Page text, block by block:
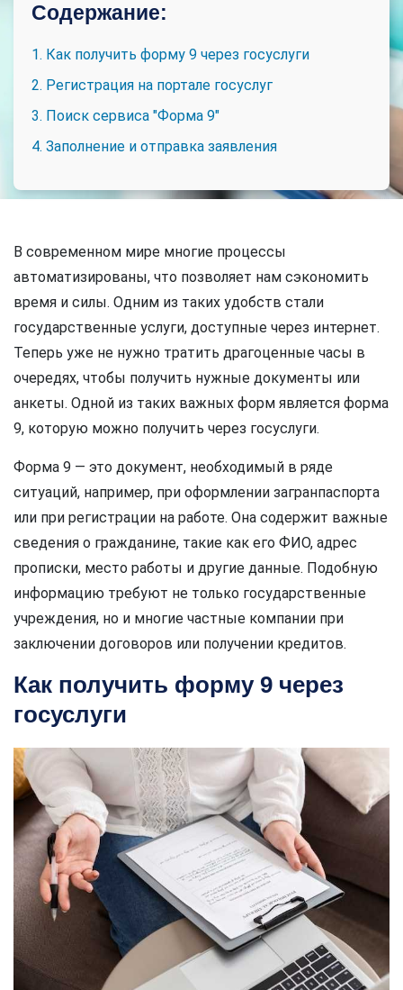
Содержание:
1. Как получить форму 9 через госуслуги
2. Регистрация на портале госуслуг
3. Поиск сервиса "Форма 9"
4. Заполнение и отправка заявления
В современном мире многие процессы
автоматизированы, что позволяет нам сэкономить
время и силы. Одним из таких удобств стали
государственные услуги, доступные через интернет.
Теперь уже не нужно тратить драгоценные часы в
очередях, чтобы получить нужные документы или
анкеты. Одной из таких важных форм является форма
9, которую можно получить через госуслуги.
Форма 9 — это документ, необходимый в ряде
ситуаций, например, при оформлении загранпаспорта
или при регистрации на работе. Она содержит важные
сведения о гражданине, такие как его ФИО, адрес
прописки, место работы и другие данные. Подобную
информацию требуют не только государственные
учреждения, но и многие частные компании при
заключении договоров или получении кредитов.
Как получить форму 9 через
госуслуги